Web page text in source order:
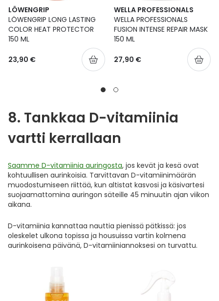
LÖWENGRIP
LÖWENGRIP LONG LASTING
COLOR HEAT PROTECTOR
150 ML
23,90 €
WELLA PROFESSIONALS
WELLA PROFESSIONALS
FUSION INTENSE REPAIR MASK
150 ML
27,90 €
8. Tankkaa D-vitamiinia
vartti kerrallaan
Saamme D-vitamiinia auringosta, jos kevät ja kesä ovat
kohtuullisen aurinkoisia. Tarvittavan D-vitamiinimäärän
muodostumiseen riittää, kun altistat kasvosi ja käsivartesi
suojaamattomina auringon säteille 45 minuutin ajan viikon
aikana.
D-vitamiinia kannattaa nauttia pienissä pätkissä: jos
oleskelet ulkona topissa ja housuissa vartin kolmena
aurinkoisena päivänä, D-vitamiiniannoksesi on turvattu.